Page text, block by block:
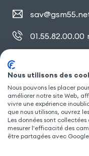
01.55.82.00.00
Nous utilisons des
Nous pouvons les placer
améliorer notre site Web,
vivre une expérience
que nous utilisons, ouvrez
Les données sont
mesurer l'efficacité des
être partagées avec